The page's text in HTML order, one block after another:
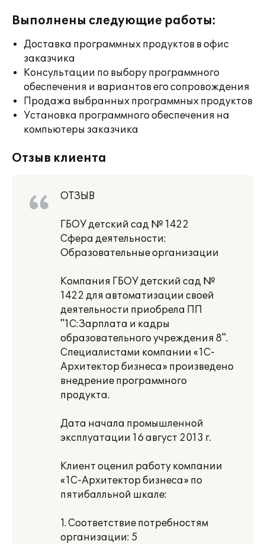
Выполнены следующие работы:
Доставка программных продуктов в офис
заказчика
Консультации по выбору программного
обеспечения и вариантов его сопровождения
Продажа выбранных программных продуктов
Установка программного обеспечения на
компьютеры заказчика
Отзыв клиента
ОТЗЫВ
ГБОУ детский сад № 1422
Сфера деятельности:
Образовательные организации
Компания ГБОУ детский сад №
1422 для автоматизации своей
деятельности приобрела ПП
"1С:Зарплата и кадры
образовательного учреждения 8".
Специалистами компании «1С-
Архитектор бизнеса» произведено
внедрение программного
продукта.
Дата начала промышленной
эксплуатации 16 август 2013 г.
Клиент оценил работу компании
«1С-Архитектор бизнеса» по
пятибалльной шкале:
1. Соответствие потребностям
организации: 5